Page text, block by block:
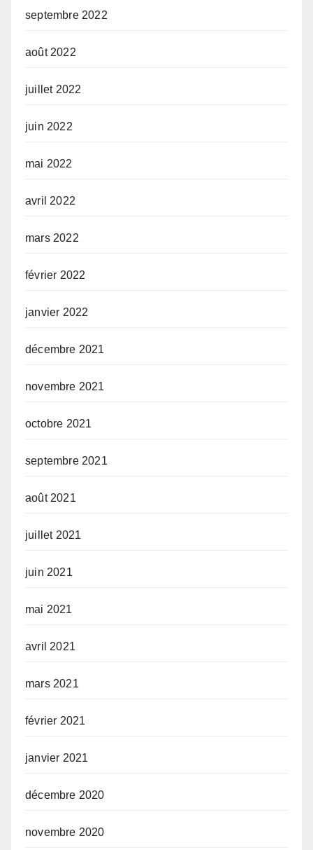
septembre 2022
août 2022
juillet 2022
juin 2022
mai 2022
avril 2022
mars 2022
février 2022
janvier 2022
décembre 2021
novembre 2021
octobre 2021
septembre 2021
août 2021
juillet 2021
juin 2021
mai 2021
avril 2021
mars 2021
février 2021
janvier 2021
décembre 2020
novembre 2020